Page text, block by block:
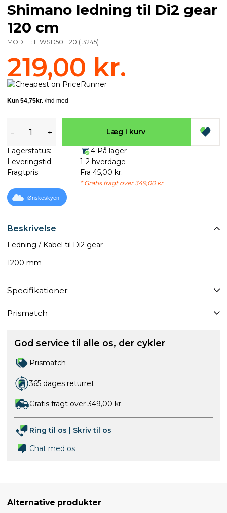
Beskrivelse
Ledning / Kabel til Di2 gear
1200 mm
Specifikationer
Prismatch
Shimano ledning til Di2 gear
120 cm
MODEL: IEWSD50L120 (13245)
219,00 kr.
- + Læg i kurv
Lagerstatus:
4 På lager
Leveringstid:
1-2 hverdage
Fragtpris:
Fra 45,00 kr.
* Gratis fragt over 349,00 kr.
Ønskeskyen
God service til alle os, der cykler
Prismatch
365 dages returret
Gratis fragt over 349,00 kr.
Ring til os | Skriv til os
Chat med os
Alternative produkter